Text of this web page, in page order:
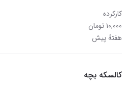
کارکرده
۱۰,۰۰۰ تومان
هفتهٔ پیش
کالسکه بچه